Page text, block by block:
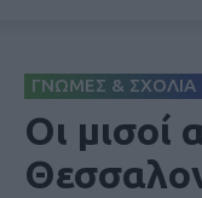
ΓΝΩΜΕΣ & ΣΧΟΛΙΑ
Οι μισοί